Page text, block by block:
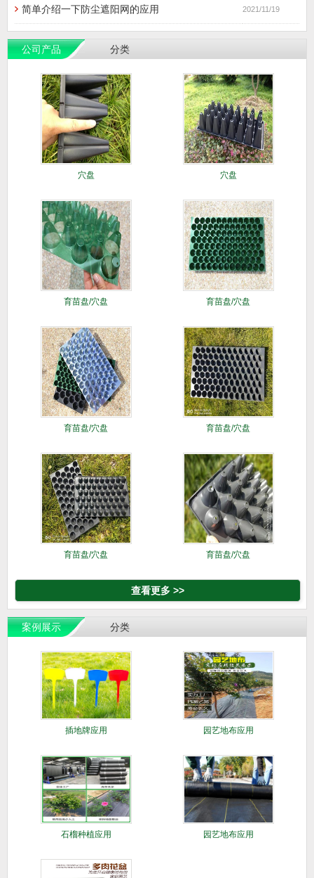
简单介绍一下防尘遮阳网的应用 2021/11/19
公司产品 分类
穴盘 穴盘
育苗盘/穴盘 育苗盘/穴盘
育苗盘/穴盘 育苗盘/穴盘
育苗盘/穴盘 育苗盘/穴盘
查看更多 >>
案例展示 分类
插地牌应用 园艺地布应用
石榴种植应用 园艺地布应用